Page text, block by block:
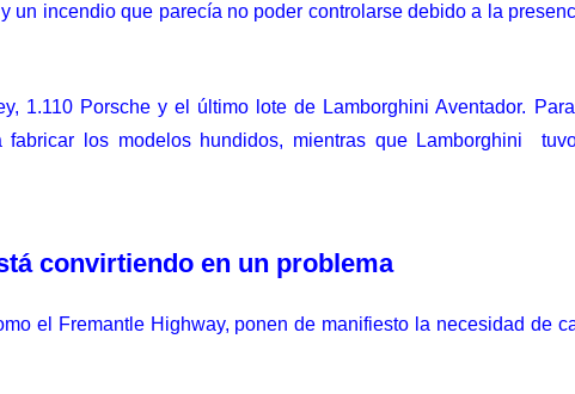
un incendio que parecía no poder controlarse debido a la
1.110 Porsche y el último lote de Lamborghini Aventador.
los modelos hundidos, mientras que Lamborghini
convirtiendo en un problema
el Fremantle Highway, ponen de manifiesto la necesidad de